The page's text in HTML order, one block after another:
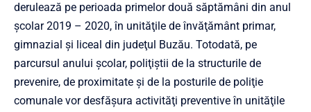
derulează pe perioada primelor două săptămâni din anul
şcolar 2019 – 2020, în unităţile de învăţământ primar,
gimnazial şi liceal din judeţul Buzău. Totodată, pe
parcursul anului şcolar, poliţiştii de la structurile de
prevenire, de proximitate şi de la posturile de poliţie
comunale vor desfăşura activităţi preventive în unităţile